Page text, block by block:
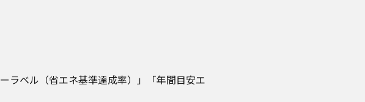
ラベル（省エネ基準達成率）」「年間目安エ